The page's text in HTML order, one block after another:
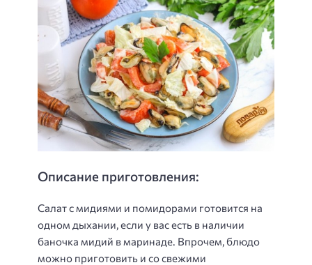
Описание приготовления:
Салат с мидиями и помидорами готовится на
одном дыхании, если у вас есть в наличии
баночка мидий в маринаде. Впрочем, блюдо
можно приготовить и со свежими